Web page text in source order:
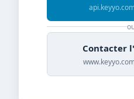
Contacter